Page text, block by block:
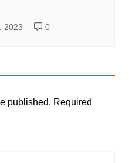
2023 0
published. Required